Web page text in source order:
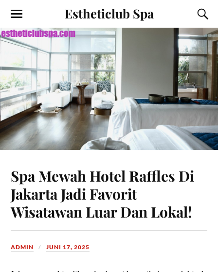
Estheticlub Spa
Spa Mewah Hotel Raffles Di
Jakarta Jadi Favorit
Wisatawan Luar Dan Lokal!
ADMIN JUNI 17, 2025